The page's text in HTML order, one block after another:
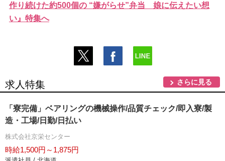
作り続けた約500個の “嫌がらせ”弁当 娘に伝えたい想
い』特集へ
求人特集 さらに見る
「寮完備」ベアリングの機械操作/品質チェック/即入寮/製
造・工場/日勤/日払い
株式会社京栄センター
時給1,500円～1,875円